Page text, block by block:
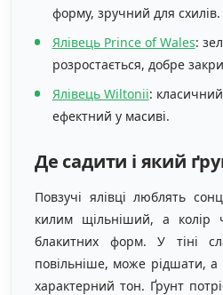
форму, зручний для схилів.
Ялівець Prince of Wales:
розростається, добре
Ялівець Wiltonii:
ефектний у масиві.
Де садити і який
Повзучі ялівці люблять
килим щільніший, а колір
блакитних форм. У тіні
повільніше, може рідшати, а
характерний тон. Ґрунт